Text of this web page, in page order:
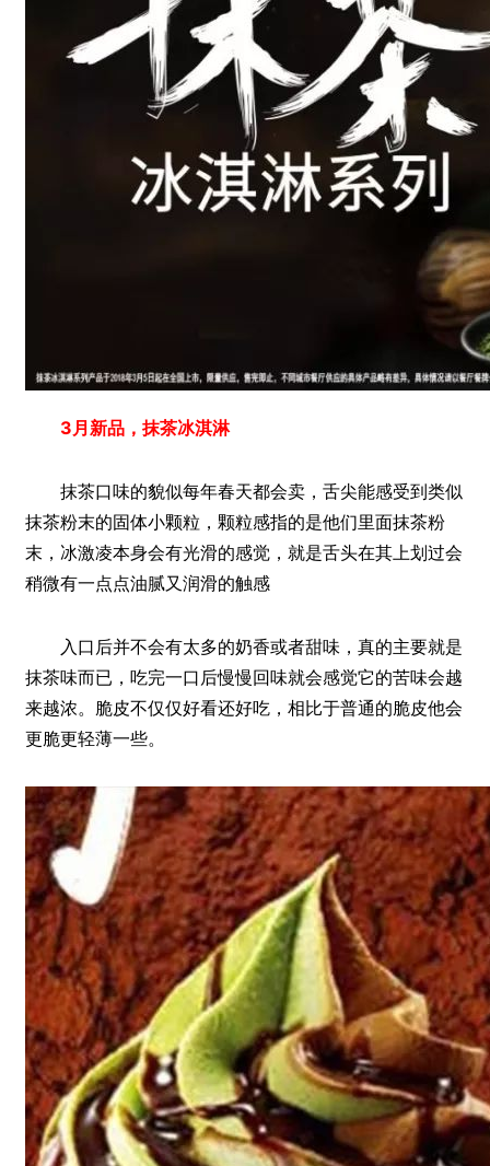
3月新品，抹茶冰淇淋
抹茶口味的貌似每年春天都会卖，舌尖能感受到类似
抹茶粉末的固体小颗粒，颗粒感指的是他们里面抹茶粉
末，冰激凌本身会有光滑的感觉，就是舌头在其上划过会
稍微有一点点油腻又润滑的触感
入口后并不会有太多的奶香或者甜味，真的主要就是
抹茶味而已，吃完一口后慢慢回味就会感觉它的苦味会越
来越浓。脆皮不仅仅好看还好吃，相比于普通的脆皮他会
更脆更轻薄一些。